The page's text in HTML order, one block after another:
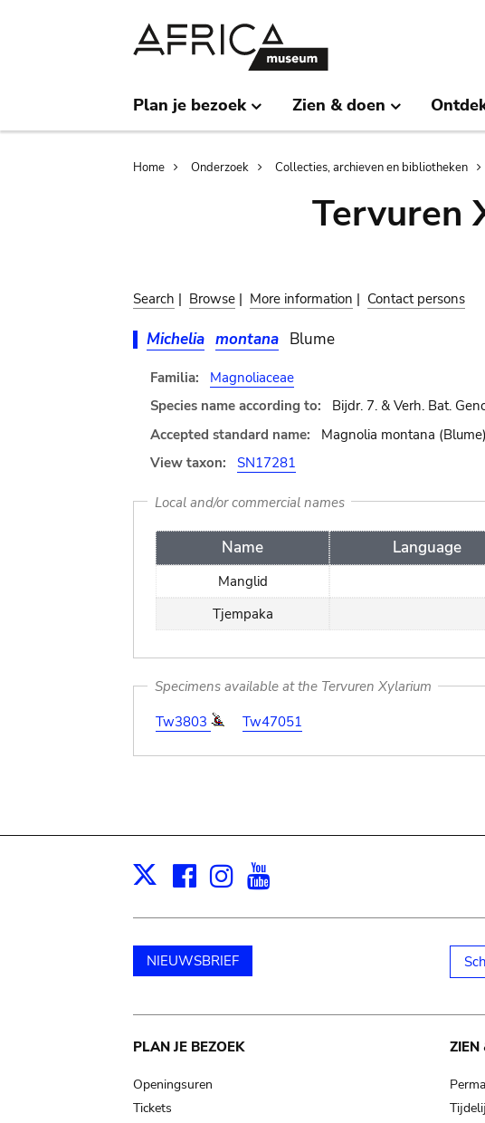
Plan je bezoek Zien & doen
Breadcrumb
Home Onderzoek Collecties, archieven en bibliotheken
Tervuren
Search | Browse | More information | Contact persons
Michelia montana Blume
Familia:
Magnoliaceae
Species name according to:
Bijdr. 7. & Verh. Bat.
Accepted standard name:
Magnolia montana
View taxon:
SN17281
Local and/or commercial names
Name Language
Manglid
Tjempaka
Specimens available at the Tervuren Xylarium
Tw3803
Tw47051
X Facebook
Instagram
NIEUWSBRIEF
Main
navigation
PLAN JE BEZOEK
Openingsuren
Tickets
ZIEN